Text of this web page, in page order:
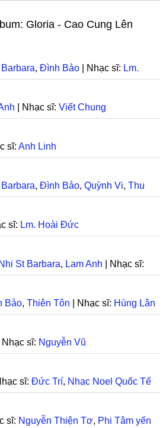
Gloria - Cao Cung Lên
, Đình Bảo | Nhạc sĩ: Lm.
Xuyên
| Nhạc sĩ: Viết Chung
sĩ: Anh Linh
, Đình Bảo, Quỳnh Vi, Thu
Linh,Minh Châu
sĩ: Lm. Hoài Đức
St Barbara, Lam Anh | Nhạc sĩ:
Bảo, Thiên Tôn | Nhạc sĩ: Hùng Lân
| Nhạc sĩ: Nguyễn Vũ
sĩ: Đức Trí, Nhạc Noel Quốc Tế
sĩ: Nguyễn Thiện Tơ, Phi Tâm yến